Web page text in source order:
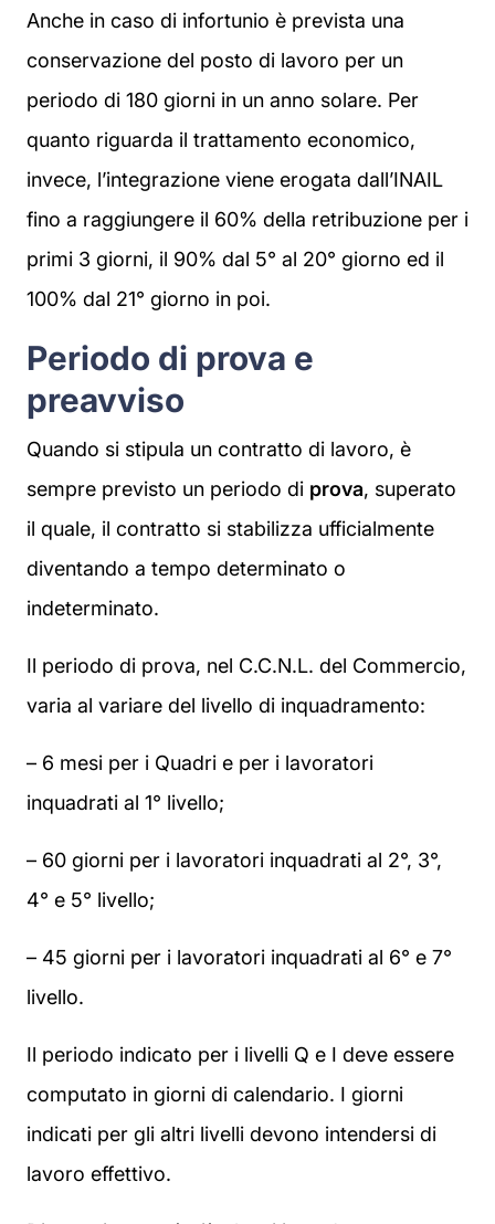
Anche in caso di infortunio è prevista una
conservazione del posto di lavoro per un
periodo di 180 giorni in un anno solare. Per
quanto riguarda il trattamento economico,
invece, l’integrazione viene erogata dall’INAIL
fino a raggiungere il 60% della retribuzione per i
primi 3 giorni, il 90% dal 5° al 20° giorno ed il
100% dal 21° giorno in poi.
Periodo di prova e
preavviso
Quando si stipula un contratto di lavoro, è
sempre previsto un periodo di prova, superato
il quale, il contratto si stabilizza ufficialmente
diventando a tempo determinato o
indeterminato.
Il periodo di prova, nel C.C.N.L. del Commercio,
varia al variare del livello di inquadramento:
– 6 mesi per i Quadri e per i lavoratori
inquadrati al 1° livello;
– 60 giorni per i lavoratori inquadrati al 2°, 3°,
4° e 5° livello;
– 45 giorni per i lavoratori inquadrati al 6° e 7°
livello.
Il periodo indicato per i livelli Q e I deve essere
computato in giorni di calendario. I giorni
indicati per gli altri livelli devono intendersi di
lavoro effettivo.